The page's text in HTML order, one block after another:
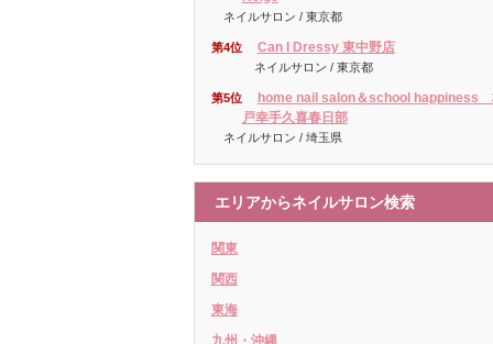
ネイルサロン / 東京都
第4位 Can I Dressy 東中野店
ネイルサロン / 東京都
第5位
home nail salon＆school happiness
戸幸手久喜春日部
ネイルサロン / 埼玉県
エリアからネイルサロン検索
関東
関西
東海
九州・沖縄